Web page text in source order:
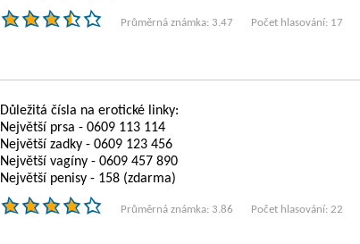
Průměrná známka: 3.47 Počet hlasování: 17
Důležitá čísla na erotické linky:
Největší prsa - 0609 113 114
Největší zadky - 0609 123 456
Největší vagíny - 0609 457 890
Největší penisy - 158 (zdarma)
Průměrná známka: 3.86 Počet hlasování: 22